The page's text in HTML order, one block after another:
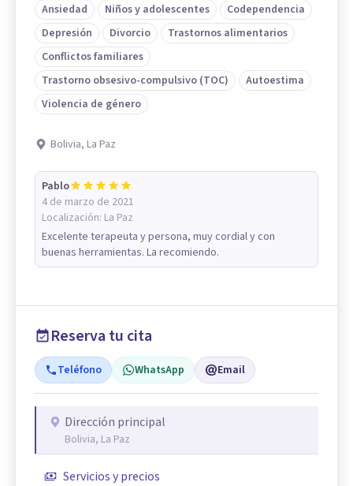
Ansiedad Niños y adolescentes
Codependencia
Depresión
Divorcio
Trastornos alimentarios
Conflictos familiares
Trastorno obsesivo-compulsivo (TOC)
Autoestima
Violencia de género
Bolivia, La Paz
Pablo
4 de marzo de 2021
Localización: La Paz
Excelente terapeuta y persona, muy cordial y con
buenas herramientas. La recomiendo.
Reserva tu cita
Teléfono WhatsApp Email
Dirección principal
Bolivia, La Paz
Servicios y precios